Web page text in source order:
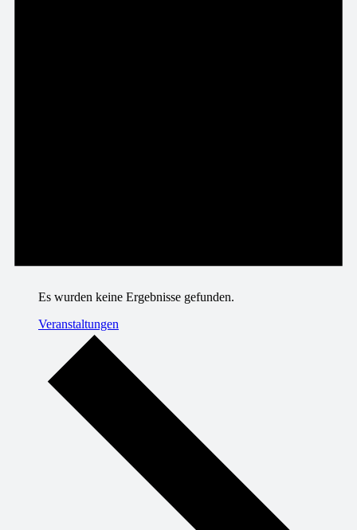
Es wurden keine Ergebnisse gefunden.
Veranstaltungen